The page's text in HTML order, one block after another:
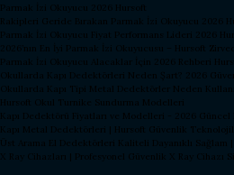
Parmak İzi Okuyucu 2026 Hursoft
Rakipleri Geride Bırakan Parmak İzi Okuyucu 2026
Parmak İzi Okuyucu Fiyat Performans Lideri 2026
2026’nın En İyi Parmak İzi Okuyucusu – Hursoft
Parmak İzi Okuyucu Alacaklar İçin 2026 Rehberi
Okullarda Kapı Dedektörleri Neden Şart? 2026
Okullarda Kapı Tipi Metal Dedektörler Neden
Hursoft Okul Turnike Sundurma Modelleri
Kapı Dedektörü Fiyatları ve Modelleri - 2026 Güncel
Kapı Metal Dedektörleri | Hursoft Güvenlik
Üst Arama El Dedektörleri Kaliteli Dayanıklı Sağlam
X Ray Cihazları | Profesyonel Güvenlik X Ray Cihazı